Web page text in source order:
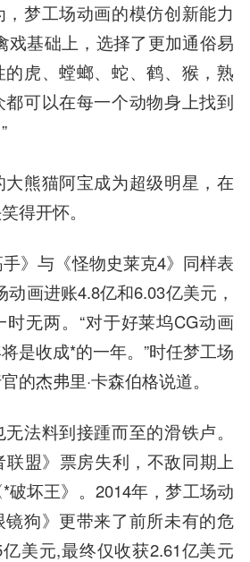
，梦工场动画的模仿创新能力
戏基础上，选择了更加通俗易
虎、螳螂、蛇、鹤、猴，熟
可以在每一个动物身上找到
熊猫阿宝成为超级明星，在
得开怀。
》与《怪物史莱克4》同样表
画进账4.8亿和6.03亿美元，
无两。“对于好莱坞CG动画
是收成*的一年。”时任梦工场
的杰弗里·卡森伯格说道。
法料到接踵而至的滑铁卢。
联盟》票房失利，不敌同期上
破坏王》。2014年，梦工场动
狗》更带来了前所未有的危
美元,最终仅收获2.61亿美元